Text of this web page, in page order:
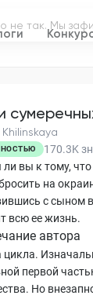
170.3K
ли вы к тому,
на
с сыном
всю ее жизнь.
автора
цикла.
первой
Но